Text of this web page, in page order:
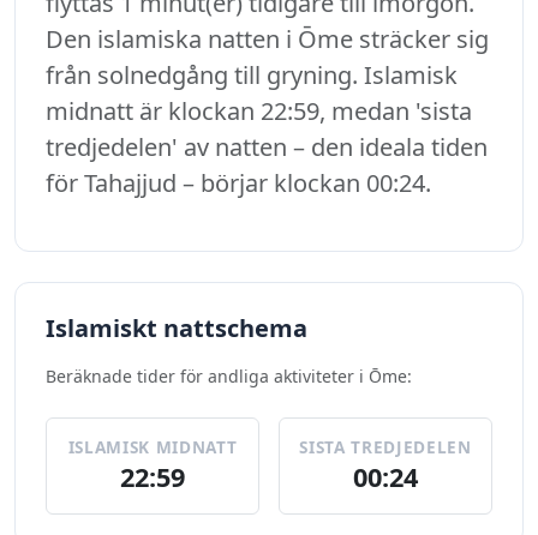
Den islamiska natten i Ōme sträcker sig
från solnedgång till gryning. Islamisk
midnatt är klockan 22:59, medan 'sista
tredjedelen' av natten – den ideala tiden
för Tahajjud – börjar klockan 00:24.
Islamiskt nattschema
Beräknade tider för andliga aktiviteter i Ōme:
ISLAMISK MIDNATT
22:59
SISTA TREDJEDELEN
00:24